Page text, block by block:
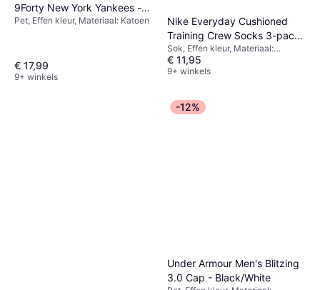
9Forty New York Yankees -
Black
Pet, Effen kleur, Materiaal: Katoen
€ 17,99
9+ winkels
Nike Everyday Cushioned
Training Crew Socks 3-pack
- White/Black
Sok, Effen kleur, Materiaal:
Polyester, Nylon,
Elastaan/Lycra/Spandex, Katoen,
€ 11,95
9+ winkels
-12%
Under Armour Men's Blitzing
3.0 Cap - Black/White